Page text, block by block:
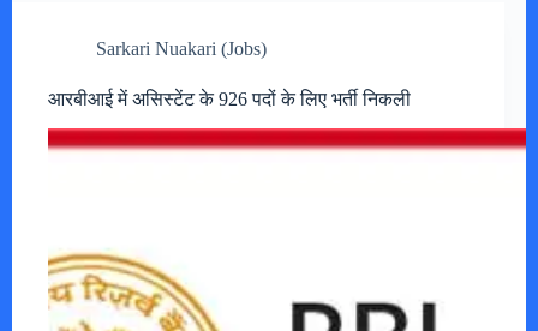
Sarkari Nuakari (Jobs)
आरबीआई में असिस्टेंट के 926 पदों के लिए भर्ती निकली